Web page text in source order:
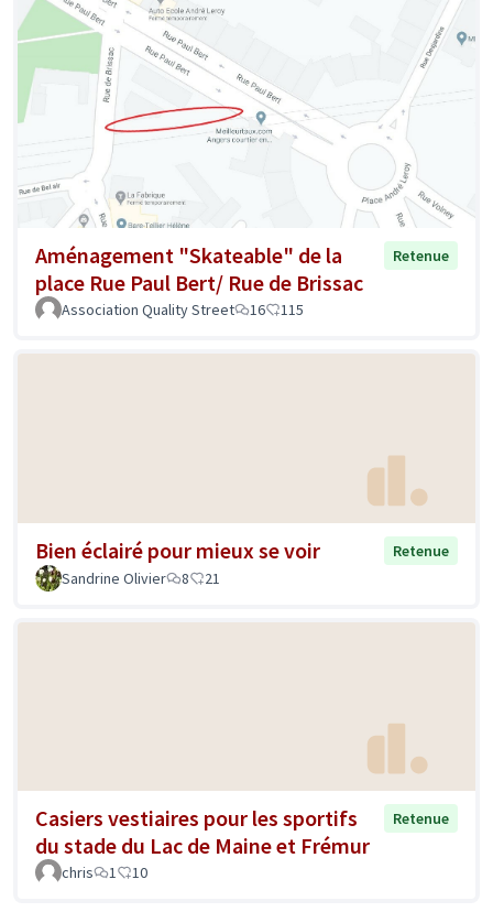
Aménagement "Skateable" de la
place Rue Paul Bert/ Rue de Brissac
Retenue
Association Quality Street 16 115
Bien éclairé pour mieux se voir
Retenue
Sandrine Olivier
8 21
Casiers vestiaires pour les sportifs
du stade du Lac de Maine et Frémur
Retenue
chris 1 10